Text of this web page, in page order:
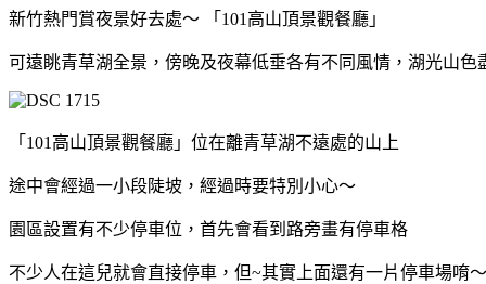
新竹熱門賞夜景好去處～ 「101高山頂景觀餐廳」
可遠眺青草湖全景，傍晚及夜幕低垂各有不同風情，湖光山色
「101高山頂景觀餐廳」位在離青草湖不遠處的山上
途中會經過一小段陡坡，經過時要特別小心～
園區設置有不少停車位，首先會看到路旁畫有停車格
不少人在這兒就會直接停車，但~其實上面還有一片停車場唷～